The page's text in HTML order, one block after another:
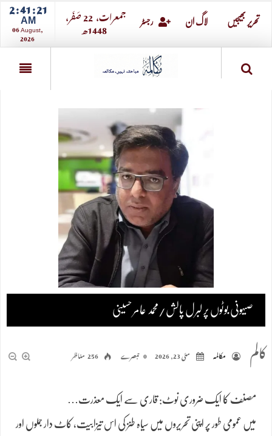
2 : 41 : 22
AM
06 August,
2026
جمعرات،22صــَــفــَــر،
1448ھ تحریر بھیجیں لاگ ان رجسٹر
صیہونی بوٹوں پر لبرل پالش/محمد عامر حسینی
کالم مکالمہ مئی 23, 2026 0 تبصرے 256 مناظر
مصنف کا ایک ضروری نوٹ: قاری سے ایک معذرت…
میں عمومی طور پر اپنی تحریروں میں سیاہ طنز کی اس تیزابیت، کاٹ دار جملوں اور